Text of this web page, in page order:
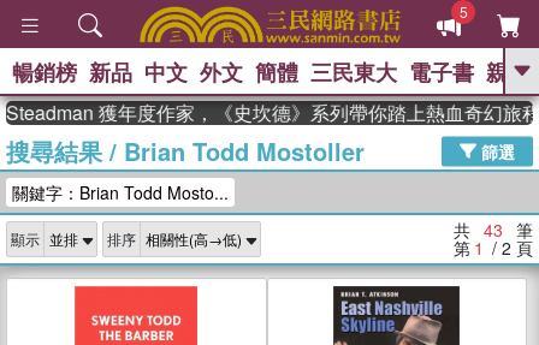
5
GO
熱搜： 東野圭吾 、 高希均教授回憶錄
、 The Odyssey 、 父親節 、 如果歷
獎 臺灣漫遊錄 、 方念華 、 台灣的李
登輝時代
數學女孩：黎曼猜想 、
偉大的迷走神經
暢銷榜 新品 中文 外文 簡體 三民東大 電子書 親子
獲年度作家，《史坎德》系列帶你踏上熱血奇幻旅程
搜尋結果/ Brian Todd Mostoller
篩選
關鍵字：Brian Todd Mosto...
顯示 排序 共 43 筆
第 1 / 2 頁